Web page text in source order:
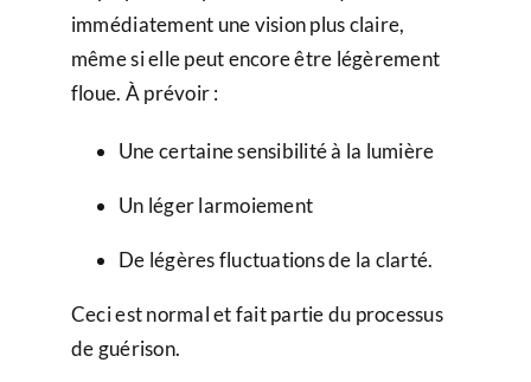
immédiatement une vision plus claire,
même si elle peut encore être légèrement
floue. À prévoir :
Une certaine sensibilité à la lumière
Un léger larmoiement
De légères fluctuations de la clarté.
Ceci est normal et fait partie du processus
de guérison.